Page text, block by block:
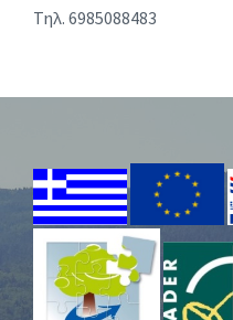
Τηλ. 6985088483